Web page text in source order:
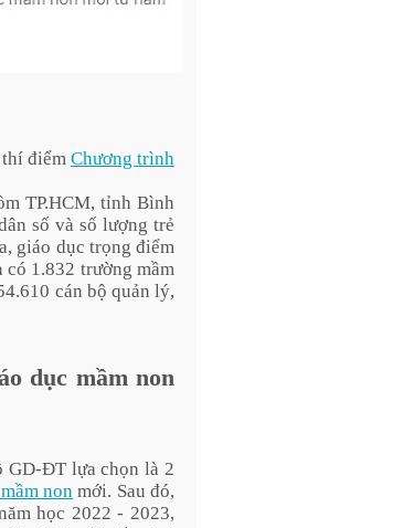
điểm Chương trình
TP.HCM, tỉnh Bình
số và số lượng trẻ
giáo dục trọng điểm
1.832 trường mầm
cán bộ quản lý,
dục mầm non
GD-ĐT lựa chọn là 2
non mới. Sau đó,
học 2022 - 2023,